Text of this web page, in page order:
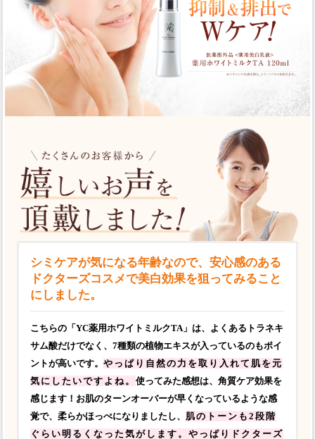
シミケアが気になる年齢なので、安心感のある
ドクターズコスメで美白効果を狙ってみること
にしました。
こちらの「YC薬用ホワイトミルクTA」は、よくあるトラネキ
サム酸だけでなく、7種類の植物エキスが入っているのもポイ
ントが高いです。やっぱり自然の力を取り入れて肌を元
気にしたいですよね。使ってみた感想は、角質ケア効果を
感じます！お肌のターンオーバーが早くなっているような感
覚で、柔らかほっぺになりましたし、 肌のトーンも2段階
ぐらい明るくなった気がします。やっぱりドクターズ